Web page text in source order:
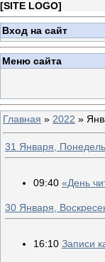
[SITE LOGO]
Вход на сайт
Меню сайта
Главная » 2022 »
31 Января,
09:40 «День
30 Января,
16:10 Записи